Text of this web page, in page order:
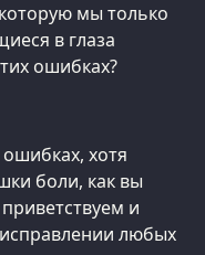
мы только
в глаза
ошибках?
хотя
боли, как вы
и
любых